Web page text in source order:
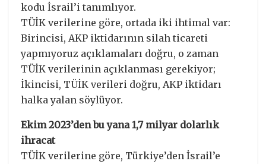
kodu İsrail’i tanımlıyor.
TÜİK verilerine göre, ortada iki ihtimal var:
Birincisi, AKP iktidarının silah ticareti
yapmıyoruz açıklamaları doğru, o zaman
TÜİK verilerinin açıklanması gerekiyor;
İkincisi, TÜİK verileri doğru, AKP iktidarı
halka yalan söylüyor.
Ekim 2023’den bu yana 1,7 milyar dolarlık
ihracat
TÜİK verilerine göre, Türkiye’den İsrail’e